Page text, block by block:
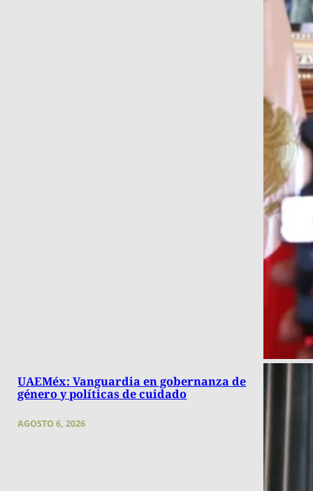
UAEMéx: Vanguardia en gobernanza de
género y políticas de cuidado
AGOSTO 6, 2026